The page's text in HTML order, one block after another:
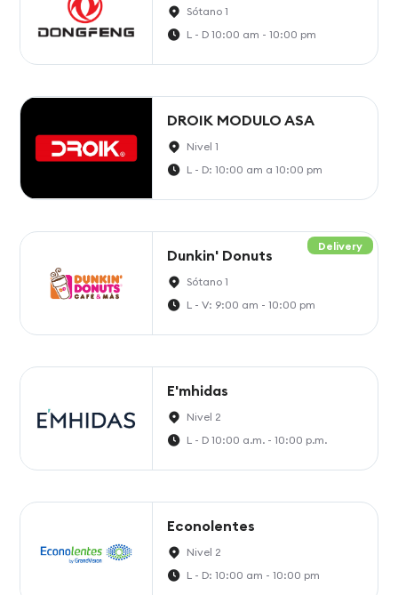
Sótano 1
L - D 10:00 am - 10:00 pm
DROIK MODULO ASA
Nivel 1
L - D: 10:00 am a 10:00 pm
Delivery
Dunkin' Donuts
Sótano 1
L - V: 9:00 am - 10:00 pm
E'mhidas
Nivel 2
L - D 10:00 a.m. - 10:00 p.m.
Econolentes
Nivel 2
L - D: 10:00 am - 10:00 pm